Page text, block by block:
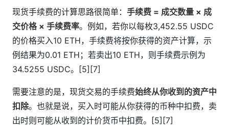
现货手续费的计算思路很简单： 手续费 = 成交数量 × 成
交价格 × 手续费率。例如，若你以每枚3,452.55 USDC
的价格买入10 ETH，手续费将按你获得的资产计算，示
例结果为0.01 ETH；若卖出10 ETH，则手续费示例为
34.5255 USDC。[5][7]
需要注意的是，现货交易的手续费始终从你收到的资产中
扣除。也就是说，买入时可能从你获得的币种中扣费，卖
出时则可能从收到的计价货币中扣费。[5][7]